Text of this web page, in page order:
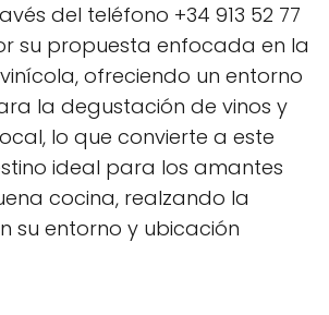
del teléfono +34 913 52 77
su propuesta enfocada en la
ofreciendo un entorno
la degustación de vinos y
lo que convierte a este
ideal para los amantes
cocina, realzando la
su entorno y ubicación